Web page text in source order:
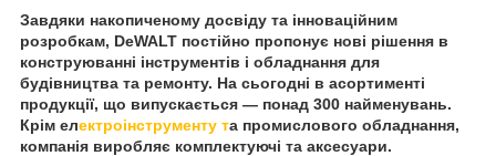
Завдяки накопиченому досвіду та інноваційним
розробкам, DeWALT постійно пропонує нові рішення в
конструюванні інструментів і обладнання для
будівництва та ремонту. На сьогодні в асортименті
продукції, що випускається — понад 300 найменувань.
Крім електроінструменту та промислового обладнання,
компанія виробляє комплектуючі та аксесуари.